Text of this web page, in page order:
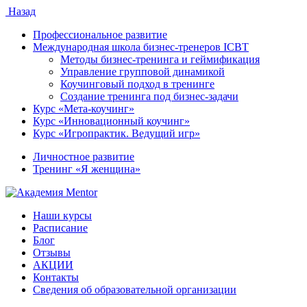
Назад
Профессиональное развитие
Международная школа бизнес-тренеров ICBT
Методы бизнес-тренинга и геймификация
Управление групповой динамикой
Коучинговый подход в тренинге
Создание тренинга под бизнес-задачи
Курс «Мета-коучинг»
Курс «Инновационный коучинг»
Курс «Игропрактик. Ведущий игр»
Личностное развитие
Тренинг «Я женщина»
Наши курсы
Расписание
Блог
Отзывы
АКЦИИ
Контакты
Сведения об образовательной организации